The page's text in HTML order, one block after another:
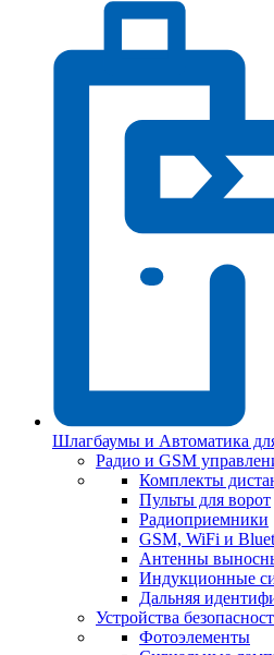
Шлагбаумы и Автоматика
Радио и GSM
Комплекты
Пульты для ворот
Радиоприемники
GSM, WiFi и
Антенны
Индукционные
Дальняя
Устройства
Фотоэлементы